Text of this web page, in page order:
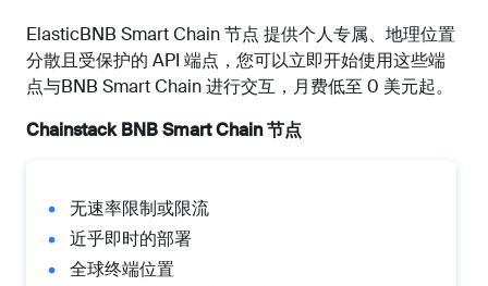
ElasticBNB Smart Chain 节点 提供个人专属、地理位置
分散且受保护的 API 端点，您可以立即开始使用这些端
点与BNB Smart Chain 进行交互，月费低至 0 美元起。
Chainstack BNB Smart Chain 节点
无速率限制或限流
近乎即时的部署
全球终端位置